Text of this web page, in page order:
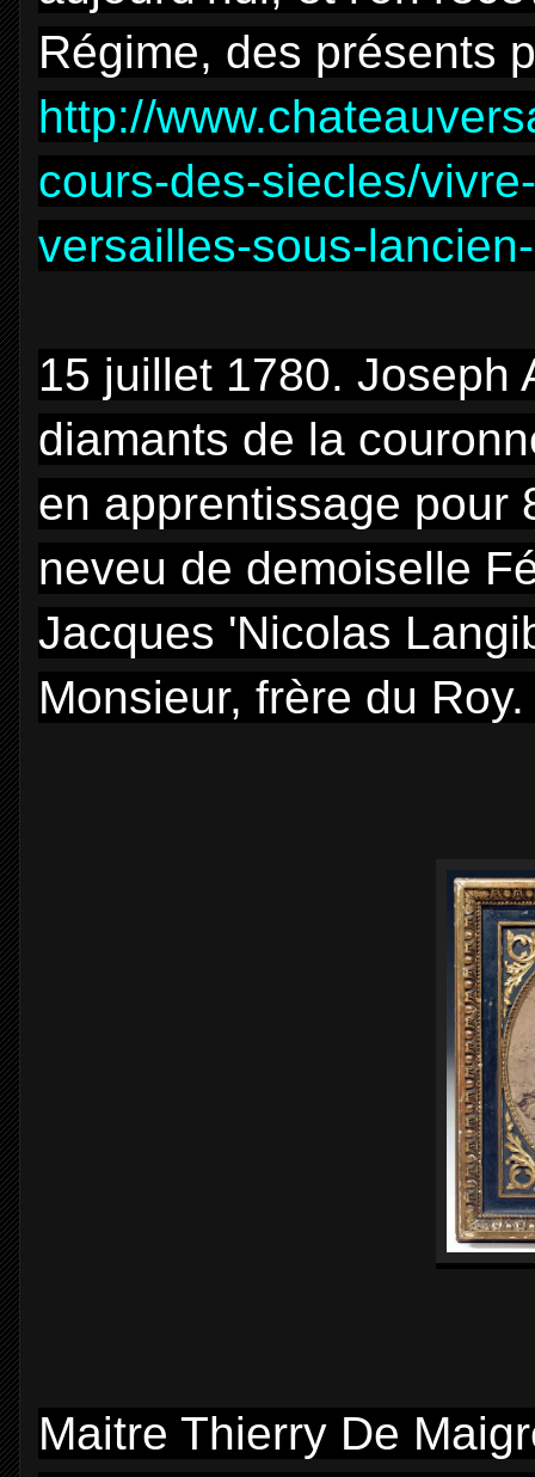
Régime, des présents
http://
cours-des-siecles/
versailles-sous-
15 juillet 1780. Joseph
diamants de la
en apprentissage pour
neveu de demoiselle
Jacques 'Nicolas
Monsieur, frère du
Maitre Thierry De